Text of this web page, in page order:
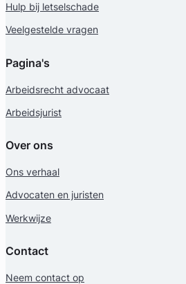
Hulp bij letselschade
Veelgestelde vragen
Pagina's
Arbeidsrecht advocaat
Arbeidsjurist
Over ons
Ons verhaal
Advocaten en juristen
Werkwijze
Contact
Neem contact op